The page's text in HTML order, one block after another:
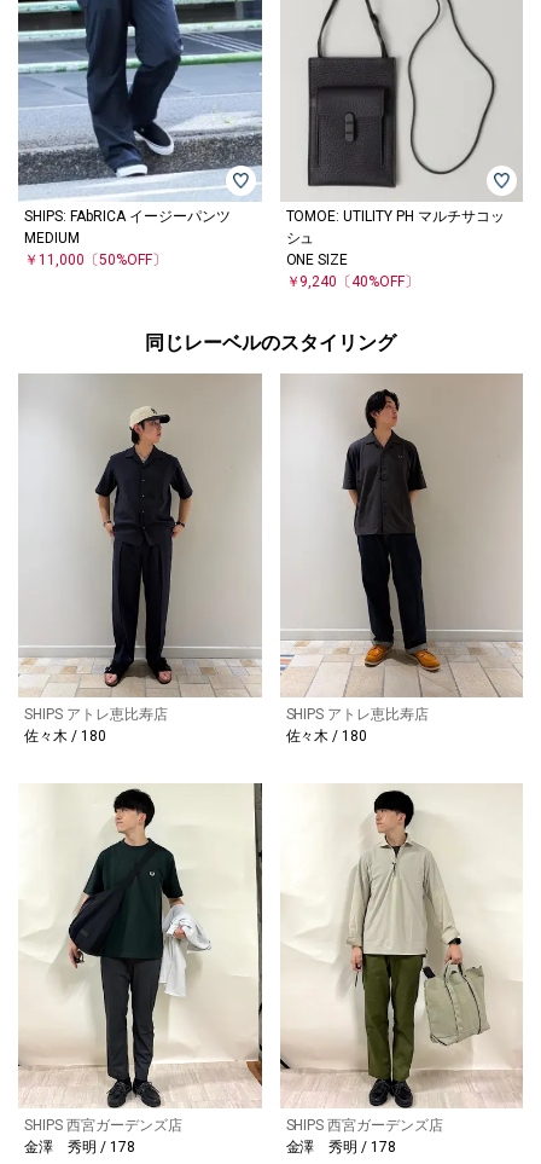
SHIPS: FAbRICA イージーパンツ
MEDIUM
￥11,000 〔50%OFF〕
TOMOE: UTILITY PH マルチサコッ
シュ
ONE SIZE
￥9,240 〔40%OFF〕
同じレーベルのスタイリング
SHIPS アトレ恵比寿店
佐々木 / 180
SHIPS アトレ恵比寿店
佐々木 / 180
SHIPS 西宮ガーデンズ店
金澤 秀明 / 178
SHIPS 西宮ガーデンズ店
金澤 秀明 / 178